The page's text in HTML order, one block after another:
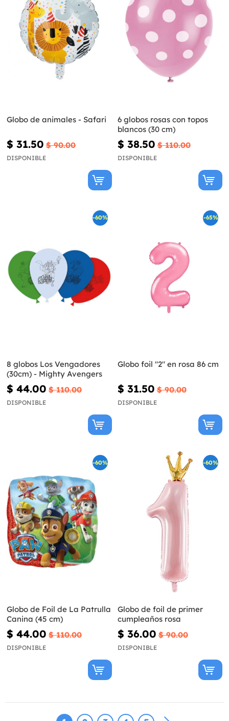
Globo de animales - Safari
$ 31.50 $ 90.00
DISPONIBLE
6 globos rosas con topos
blancos (30 cm)
$ 38.50 $ 110.00
DISPONIBLE
-60%
8 globos Los Vengadores
(30cm) - Mighty Avengers
$ 44.00 $ 110.00
DISPONIBLE
-65%
Globo foil "2" en rosa 86 cm
$ 31.50 $ 90.00
DISPONIBLE
-60%
Globo de Foil de La Patrulla
Canina (45 cm)
$ 44.00 $ 110.00
DISPONIBLE
-60%
Globo de foil de primer
cumpleaños rosa
$ 36.00 $ 90.00
DISPONIBLE